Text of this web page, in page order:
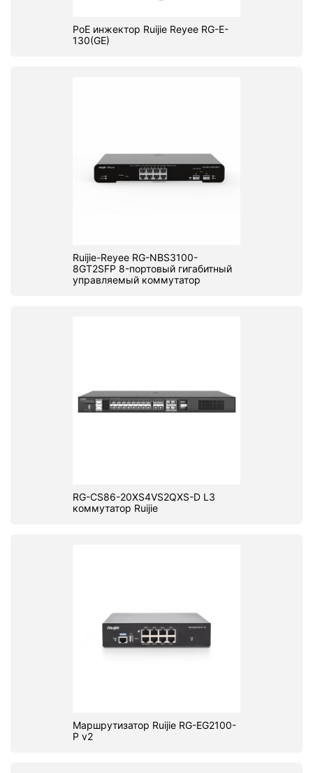
PoE инжектор Ruijie Reyee RG-E-
130(GE)
Ruijie-Reyee RG-NBS3100-
8GT2SFP 8-портовый гигабитный
управляемый коммутатор
RG-CS86-20XS4VS2QXS-D L3
коммутатор Ruijie
Маршрутизатор Ruijie RG-EG2100-
P v2